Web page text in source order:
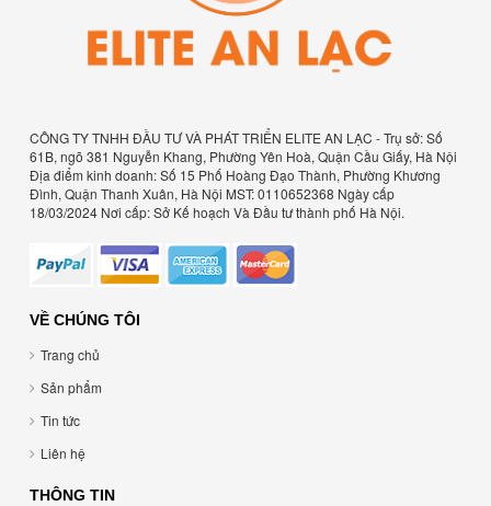
CÔNG TY TNHH ĐẦU TƯ VÀ PHÁT TRIỂN ELITE AN LẠC - Trụ sở: Số
61B, ngõ 381 Nguyễn Khang, Phường Yên Hoà, Quận Cầu Giấy, Hà Nội
Địa điểm kinh doanh: Số 15 Phố Hoàng Đạo Thành, Phường Khương
Đình, Quận Thanh Xuân, Hà Nội MST: 0110652368 Ngày cấp
18/03/2024 Nơi cấp: Sở Kế hoạch Và Đầu tư thành phố Hà Nội.
VỀ CHÚNG TÔI
Trang chủ
Sản phẩm
Tin tức
Liên hệ
THÔNG TIN